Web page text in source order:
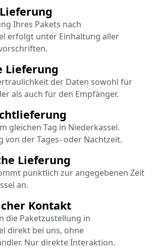
Lieferung
pünktlich zur angegebenen Zeit
an.
Ihres Pakets nach
erfolgt unter Einhaltung aller
Lieferung
der Daten sowohl für
als auch für den Empfänger.
gleichen Tag in Niederkassel.
von der Tages- oder Nachtzeit.
Kontakt
die Paketzustellung in
direkt bei uns, ohne
Nur direkte Interaktion.